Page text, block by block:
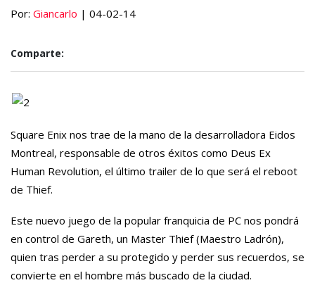
Por: Giancarlo | 04-02-14
Comparte:
Square Enix nos trae de la mano de la desarrolladora Eidos
Montreal, responsable de otros éxitos como Deus Ex
Human Revolution, el último trailer de lo que será el reboot
de Thief.
Este nuevo juego de la popular franquicia de PC nos pondrá
en control de Gareth, un Master Thief (Maestro Ladrón),
quien tras perder a su protegido y perder sus recuerdos, se
convierte en el hombre más buscado de la ciudad.